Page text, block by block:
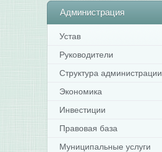
Администрация
Устав
Руководители
Структура администрации
Экономика
Инвестиции
Правовая база
Муниципальные услуги